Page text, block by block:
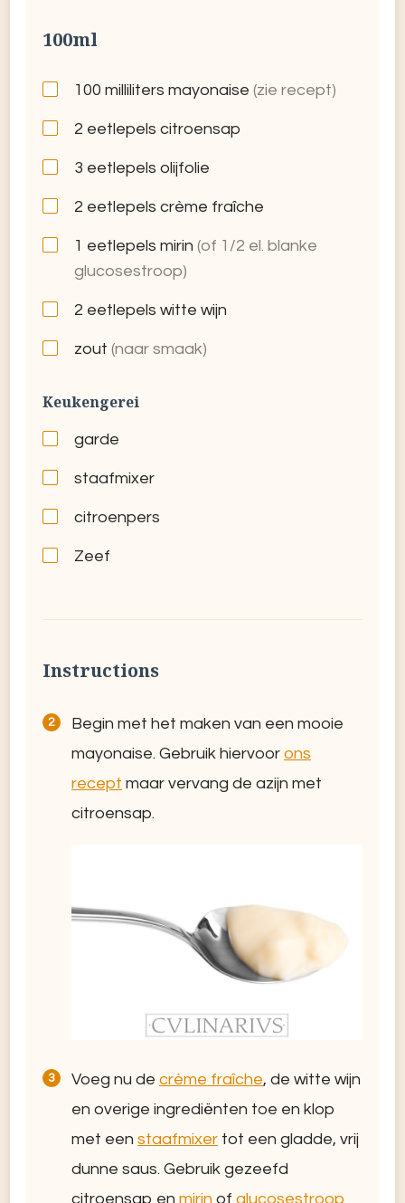
100ml
100 milliliters mayonaise (zie recept)
2 eetlepels citroensap
3 eetlepels olijfolie
2 eetlepels crème fraîche
1 eetlepels mirin (of 1/2 el. blanke
glucosestroop)
2 eetlepels witte wijn
zout (naar smaak)
Keukengerei
garde
staafmixer
citroenpers
Zeef
Instructions
Begin met het maken van een mooie
mayonaise. Gebruik hiervoor ons
recept maar vervang de azijn met
citroensap.
Voeg nu de crème fraîche, de witte wijn
en overige ingrediënten toe en klop
met een staafmixer tot een gladde, vrij
dunne saus. Gebruik gezeefd
citroensap en mirin of glucosestroop